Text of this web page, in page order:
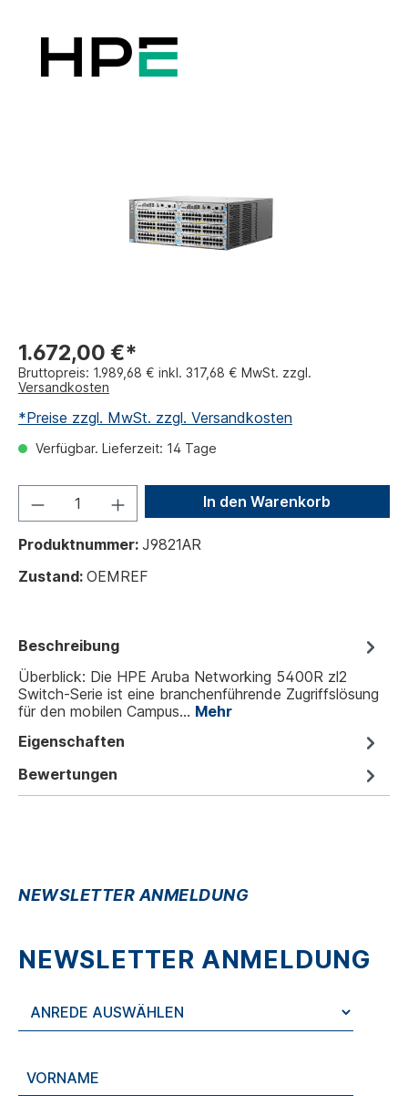
1.672,00 €*
Bruttopreis: 1.989,68 € inkl. 317,68 € MwSt. zzgl.
Versandkosten
*Preise zzgl. MwSt. zzgl. Versandkosten
Verfügbar. Lieferzeit: 14 Tage
In den Warenkorb
Produktnummer: J9821AR
Zustand: OEMREF
Beschreibung
Überblick: Die HPE Aruba Networking 5400R zl2
Switch-Serie ist eine branchenführende Zugriffslösung
für den mobilen Campus… Mehr
Eigenschaften
Bewertungen
NEWSLETTER ANMELDUNG
NEWSLETTER ANMELDUNG